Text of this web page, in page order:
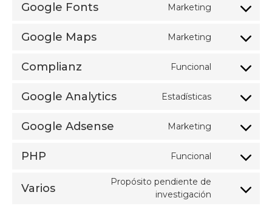
burst-
Google Fonts Marketing
Consent
service
fonts
Google Maps Marketing
Consent
service
maps
Complianz Funcional
Consent
service
Google Analytics Estadísticas
Consent
service
analytics
Google Adsense Marketing
Consent
service
PHP Funcional
Consent
service
Varios
Propósito pendiente de
investigación
Consent